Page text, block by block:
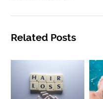
Related Posts